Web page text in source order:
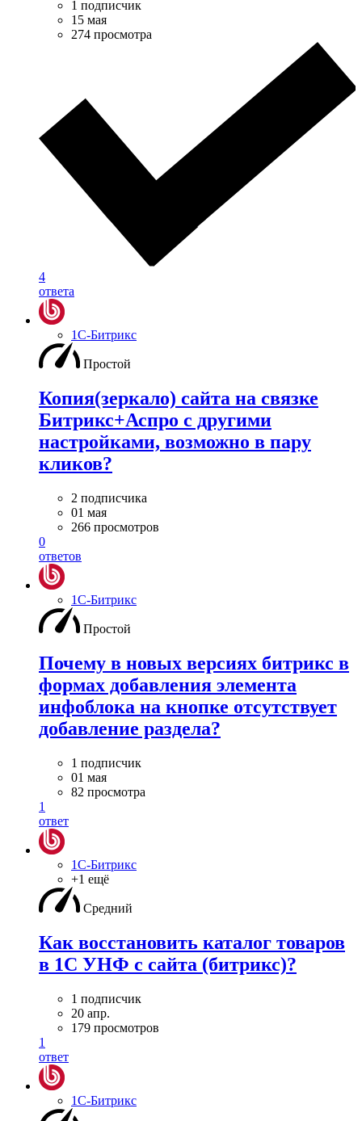
1 подписчик
15 мая
274 просмотра
4
ответа
1С-Битрикс
Простой
Копия(зеркало) сайта на связке
Битрикс+Аспро с другими
настройками, возможно в пару
кликов?
2 подписчика
01 мая
266 просмотров
0
ответов
1С-Битрикс
Простой
Почему в новых версиях битрикс в
формах добавления элемента
инфоблока на кнопке отсутствует
добавление раздела?
1 подписчик
01 мая
82 просмотра
1
ответ
1С-Битрикс
+1 ещё
Средний
Как восстановить каталог товаров
в 1С УНФ с сайта (битрикс)?
1 подписчик
20 апр.
179 просмотров
1
ответ
1С-Битрикс